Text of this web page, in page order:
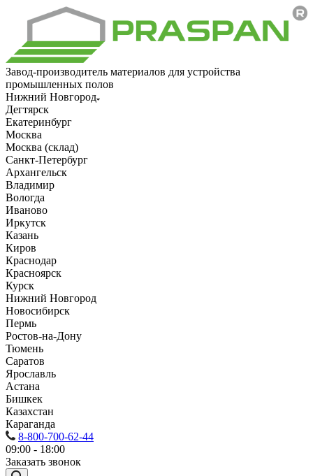
Завод-производитель материалов для устройства
промышленных полов
Нижний Новгород
Дегтярск
Екатеринбург
Москва
Москва (склад)
Санкт-Петербург
Архангельск
Владимир
Вологда
Иваново
Иркутск
Казань
Киров
Краснодар
Красноярск
Курск
Нижний Новгород
Новосибирск
Пермь
Ростов-на-Дону
Тюмень
Саратов
Ярославль
Астана
Бишкек
Казахстан
Караганда
8-800-700-62-44
09:00 - 18:00
Заказать звонок